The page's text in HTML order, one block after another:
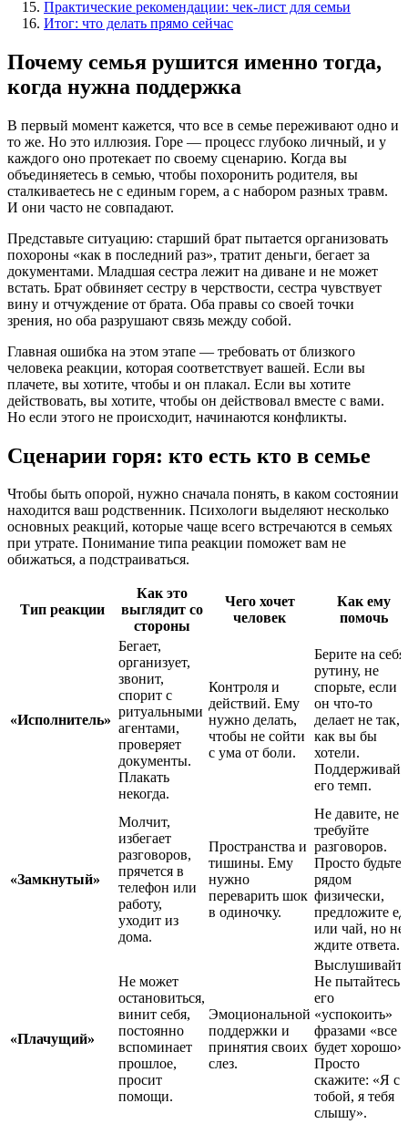
Практические рекомендации: чек-лист для семьи
Итог: что делать прямо сейчас
Почему семья рушится именно тогда,
когда нужна поддержка
В первый момент кажется, что все в семье переживают одно и
то же. Но это иллюзия. Горе — процесс глубоко личный, и у
каждого оно протекает по своему сценарию. Когда вы
объединяетесь в семью, чтобы похоронить родителя, вы
сталкиваетесь не с единым горем, а с набором разных травм.
И они часто не совпадают.
Представьте ситуацию: старший брат пытается организовать
похороны «как в последний раз», тратит деньги, бегает за
документами. Младшая сестра лежит на диване и не может
встать. Брат обвиняет сестру в черствости, сестра чувствует
вину и отчуждение от брата. Оба правы со своей точки
зрения, но оба разрушают связь между собой.
Главная ошибка на этом этапе — требовать от близкого
человека реакции, которая соответствует вашей. Если вы
плачете, вы хотите, чтобы и он плакал. Если вы хотите
действовать, вы хотите, чтобы он действовал вместе с вами.
Но если этого не происходит, начинаются конфликты.
Сценарии горя: кто есть кто в семье
Чтобы быть опорой, нужно сначала понять, в каком состоянии
находится ваш родственник. Психологи выделяют несколько
основных реакций, которые чаще всего встречаются в семьях
при утрате. Понимание типа реакции поможет вам не
обижаться, а подстраиваться.
Тип реакции
Как это
выглядит со
стороны
Чего хочет
человек
Как ему
помочь
«Исполнитель»
Бегает,
организует,
звонит,
спорит с
ритуальными
агентами,
проверяет
документы.
Плакать
некогда.
Контроля и
действий. Ему
нужно делать,
чтобы не сойти
с ума от боли.
Берите на себя
рутину, не
спорьте, если
он что-то
делает не так,
как вы бы
хотели.
его темп.
«Замкнутый»
Молчит,
избегает
разговоров,
прячется в
телефон или
работу,
уходит из
дома.
Пространства и
тишины. Ему
нужно
переварить шок
в одиночку.
Не давите, не
требуйте
разговоров.
Просто будьте
рядом
физически,
предложите
или чай, но не
ждите ответа.
«Плачущий»
Не может
остановиться,
винит себя,
постоянно
вспоминает
прошлое,
просит
помощи.
Эмоциональной
поддержки и
принятия своих
слез.
Не пытайтесь
его
«успокоить»
фразами «все
будет хорошо».
Просто
скажите: «Я с
тобой, я тебя
слышу».